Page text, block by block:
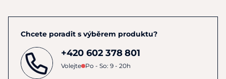
Chcete poradit s výběrem produktu?
+420 602 378 801
Volejte Po - So: 9 - 20h